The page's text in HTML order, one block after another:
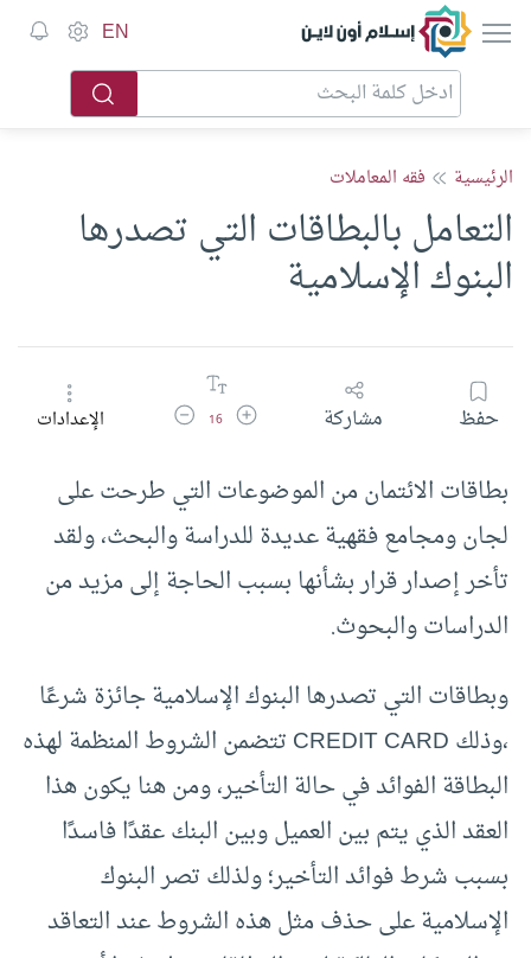
إسلام أون لاين EN
الرئيسية فقه المعاملات
التعامل بالبطاقات التي تصدرها
البنوك الإسلامية
حفظ مشاركة زيادة حجم الخط
16 تقليل حجم الخطالإعدادات
بطاقات الائتمان من الموضوعات التي طرحت على
لجان ومجامع فقهية عديدة للدراسة والبحث، ولقد
تأخر إصدار قرار بشأنها بسبب الحاجة إلى مزيد من
الدراسات والبحوث.
وبطاقات التي تصدرها البنوك الإسلامية جائزة شرعًا
،وذلك CREDIT CARD تتضمن الشروط المنظمة لهذه
البطاقة الفوائد في حالة التأخير، ومن هنا يكون هذا
العقد الذي يتم بين العميل وبين البنك عقدًا فاسدًا
بسبب شرط فوائد التأخير؛ ولذلك تصر البنوك
الإسلامية على حذف مثل هذه الشروط عند التعاقد